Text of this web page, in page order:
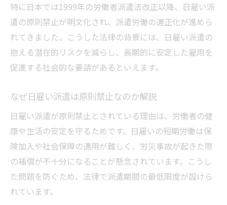
特に日本では1999年の労働者派遣法改正以降、日雇い派
遣の原則禁止が明文化され、派遣労働の適正化が進めら
れてきました。こうした法律の背景には、日雇い派遣の
抱える潜在的リスクを減らし、長期的に安定した雇用を
促進する社会的な要請があるといえます。
なぜ日雇い派遣は原則禁止なのか解説
日雇い派遣が原則禁止とされている理由は、労働者の健
康や生活の安定を守るためです。日雇いの短期労働は保
険加入や社会保障の適用が難しく、労災事故が起きた際
の補償が不十分になることが懸念されています。こうし
た問題を防ぐため、法律で派遣期間の最低限度が設けら
れています。